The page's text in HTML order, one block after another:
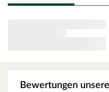
Wege zu erreichen, das
Die allgemeine
Bewertungen